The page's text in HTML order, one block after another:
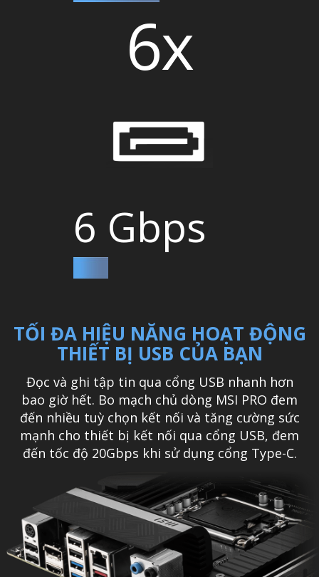
6x
6 Gbps
TỐI ĐA HIỆU NĂNG HOẠT ĐỘNG
THIẾT BỊ USB CỦA BẠN
Đọc và ghi tập tin qua cổng USB nhanh hơn
bao giờ hết. Bo mạch chủ dòng MSI PRO đem
đến nhiều tuỳ chọn kết nối và tăng cường sức
mạnh cho thiết bị kết nối qua cổng USB, đem
đến tốc độ 20Gbps khi sử dụng cổng Type-C.